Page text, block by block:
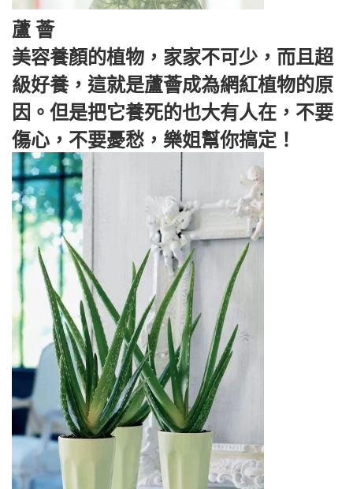
蘆 薈
美容養顏的植物，家家不可少，而且超
級好養，這就是蘆薈成為網紅植物的原
因。但是把它養死的也大有人在，不要
傷心，不要憂愁，樂姐幫你搞定！